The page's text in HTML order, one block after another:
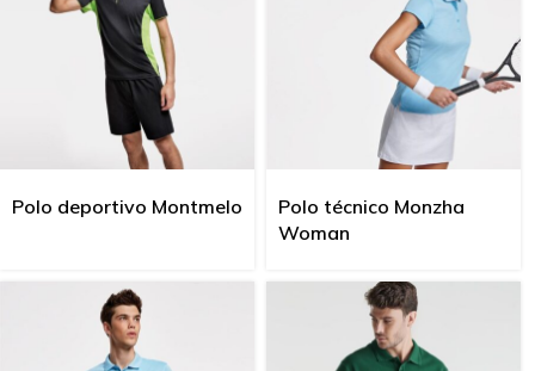
Polo deportivo Montmelo
Polo técnico Monzha
Woman